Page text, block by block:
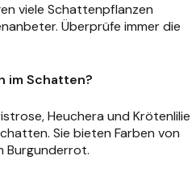
viele Schattenpflanzen
Überprüfe immer die
im Schatten?
Heuchera und Krötenlilie
Sie bieten Farben von
Burgunderrot.